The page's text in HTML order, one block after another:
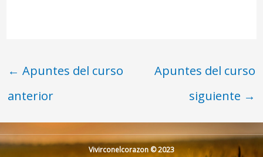
← Apuntes del curso
anterior
Apuntes del curso
siguiente →
Vivirconelcorazon © 2023